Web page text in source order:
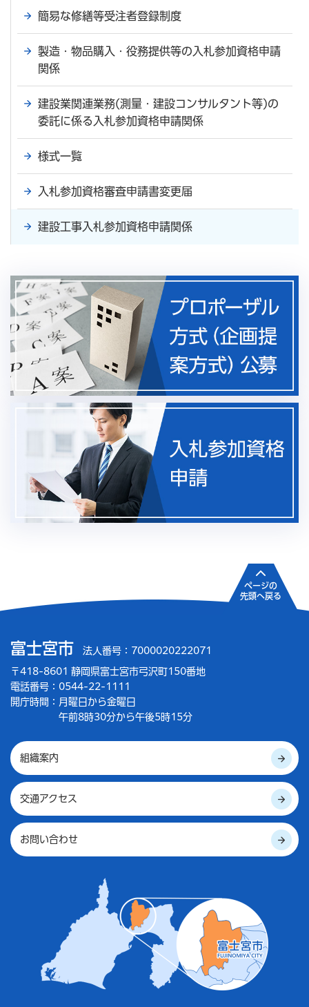
簡易な修繕等受注者登録制度
製造・物品購入・役務提供等の入札参加資格申請
関係
建設業関連業務(測量・建設コンサルタント等)の
委託に係る入札参加資格申請関係
様式一覧
入札参加資格審査申請書変更届
建設工事入札参加資格申請関係
富士宮市 法人番号：7000020222071
〒418-8601 静岡県富士宮市弓沢町150番地
電話番号：0544-22-1111
開庁時間： 月曜日から金曜日
午前8時30分から午後5時15分
組織案内
交通アクセス
お問い合わせ
ページの
先頭へ戻る